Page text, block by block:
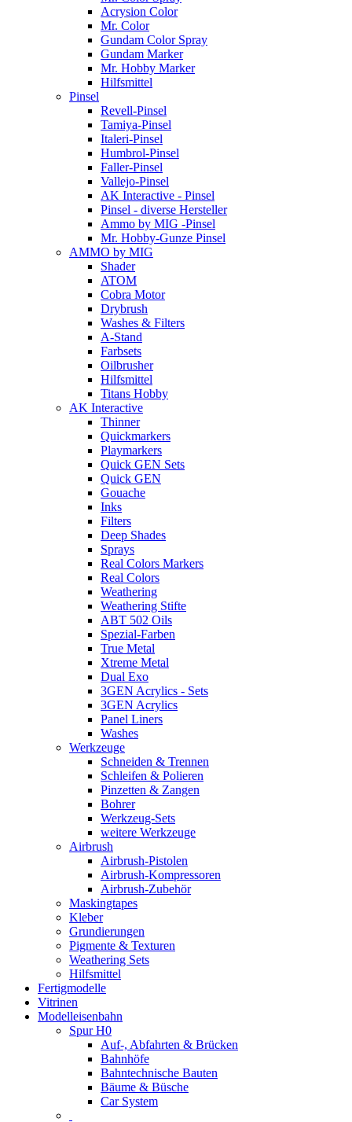
Acrysion Color
Mr. Color
Gundam Color Spray
Gundam Marker
Mr. Hobby Marker
Hilfsmittel
Pinsel
Revell-Pinsel
Tamiya-Pinsel
Italeri-Pinsel
Humbrol-Pinsel
Faller-Pinsel
Vallejo-Pinsel
AK Interactive - Pinsel
Pinsel - diverse Hersteller
Ammo by MIG -Pinsel
Mr. Hobby-Gunze Pinsel
AMMO by MIG
Shader
ATOM
Cobra Motor
Drybrush
Washes & Filters
A-Stand
Farbsets
Oilbrusher
Hilfsmittel
Titans Hobby
AK Interactive
Thinner
Quickmarkers
Playmarkers
Quick GEN Sets
Quick GEN
Gouache
Inks
Filters
Deep Shades
Sprays
Real Colors Markers
Real Colors
Weathering
Weathering Stifte
ABT 502 Oils
Spezial-Farben
True Metal
Xtreme Metal
Dual Exo
3GEN Acrylics - Sets
3GEN Acrylics
Panel Liners
Washes
Werkzeuge
Schneiden & Trennen
Schleifen & Polieren
Pinzetten & Zangen
Bohrer
Werkzeug-Sets
weitere Werkzeuge
Airbrush
Airbrush-Pistolen
Airbrush-Kompressoren
Airbrush-Zubehör
Maskingtapes
Kleber
Grundierungen
Pigmente & Texturen
Weathering Sets
Hilfsmittel
Fertigmodelle
Vitrinen
Modelleisenbahn
Spur H0
Auf-, Abfahrten & Brücken
Bahnhöfe
Bahntechnische Bauten
Bäume & Büsche
Car System